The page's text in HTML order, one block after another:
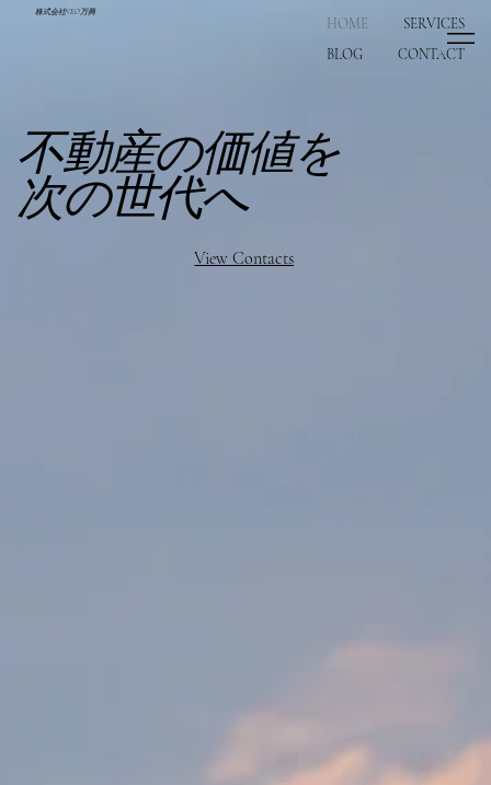
株式会社NEO万興
HOME
SERVICES
BLOG
CONTACT
不動産の価値を
​次の世代へ
View Contacts